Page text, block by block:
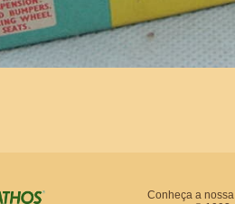
Conheça a nossa